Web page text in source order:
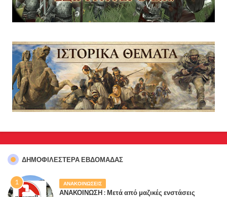
ΔΗΜΟΦΙΛΈΣΤΕΡΑ ΕΒΔΟΜΆΔΑΣ
ΑΝΑΚΟΙΝΩΣΕΙΣ
ΑΝΑΚΟΙΝΩΣΗ : Μετά από μαζικές ενστάσεις